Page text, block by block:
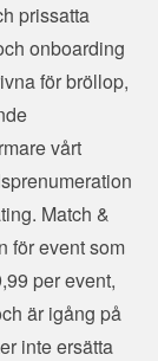
prissatta
onboarding
för bröllop,
vårt
Match &
för event som
per event,
är igång på
inte ersätta